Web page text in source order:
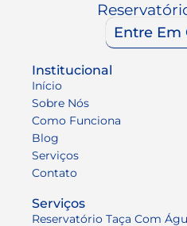
Entre Em
Institucional
Início
Sobre Nós
Como Funciona
Blog
Serviços
Contato
Serviços
Reservatório Taça Com